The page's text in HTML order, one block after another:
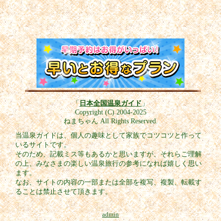
「日本全国温泉ガイド」
Copyright (C) 2004-2025
ねまちゃん All Rights Reserved.
当温泉ガイドは、個人の趣味として家族でコツコツと作って
いるサイトです。
そのため、記載ミス等もあるかと思いますが、それらご理解
の上、みなさまの楽しい温泉旅行の参考になれば嬉しく思い
ます。
なお、サイトの内容の一部または全部を複写、複製、転載す
ることは禁止させて頂きます。
admin